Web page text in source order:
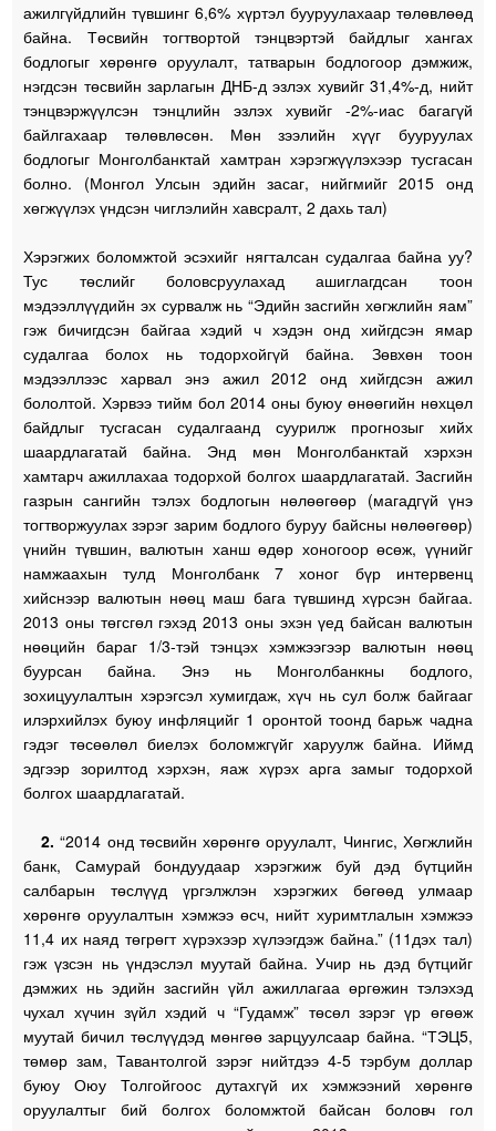
ажилгүйдлийн түвшинг 6,6% хүртэл бууруулахаар төлөвлөөд
байна. Төсвийн тогтвортой тэнцвэртэй байдлыг хангах
бодлогыг хөрөнгө оруулалт, татварын бодлогоор дэмжиж,
нэгдсэн төсвийн зарлагын ДНБ-д эзлэх хувийг 31,4%-д, нийт
тэнцвэржүүлсэн тэнцлийн эзлэх хувийг -2%-иас багагүй
байлгахаар төлөвлөсөн. Мөн зээлийн хүүг бууруулах
бодлогыг Монголбанктай хамтран хэрэгжүүлэхээр тусгасан
болно. (Монгол Улсын эдийн засаг, нийгмийг 2015 онд
хөгжүүлэх үндсэн чиглэлийн хавсралт, 2 дахь тал)
Хэрэгжих боломжтой эсэхийг нягталсан судалгаа байна уу?
Тус төслийг боловсруулахад ашиглагдсан тоон
мэдээллүүдийн эх сурвалж нь “Эдийн засгийн хөгжлийн яам”
гэж бичигдсэн байгаа хэдий ч хэдэн онд хийгдсэн ямар
судалгаа болох нь тодорхойгүй байна. Зөвхөн тоон
мэдээллээс харвал энэ ажил 2012 онд хийгдсэн ажил
бололтой. Хэрвээ тийм бол 2014 оны буюу өнөөгийн нөхцөл
байдлыг тусгасан судалгаанд суурилж прогнозыг хийх
шаардлагатай байна. Энд мөн Монголбанктай хэрхэн
хамтарч ажиллахаа тодорхой болгох шаардлагатай. Засгийн
газрын сангийн тэлэх бодлогын нөлөөгөөр (магадгүй үнэ
тогтворжуулах зэрэг зарим бодлого буруу байсны нөлөөгөөр)
үнийн түвшин, валютын ханш өдөр хоногоор өсөж, үүнийг
намжаахын тулд Монголбанк 7 хоног бүр интервенц
хийснээр валютын нөөц маш бага түвшинд хүрсэн байгаа.
2013 оны төгсгөл гэхэд 2013 оны эхэн үед байсан валютын
нөөцийн бараг 1/3-тэй тэнцэх хэмжээгээр валютын нөөц
буурсан байна. Энэ нь Монголбанкны бодлого,
зохицуулалтын хэрэгсэл хумигдаж, хүч нь сул болж байгааг
илэрхийлэх буюу инфляцийг 1 оронтой тоонд барьж чадна
гэдэг төсөөлөл биелэх боломжгүйг харуулж байна. Иймд
эдгээр зорилтод хэрхэн, яаж хүрэх арга замыг тодорхой
болгох шаардлагатай.
2. “2014 онд төсвийн хөрөнгө оруулалт, Чингис, Хөгжлийн
банк, Самурай бондуудаар хэрэгжиж буй дэд бүтцийн
салбарын төслүүд үргэлжлэн хэрэгжих бөгөөд улмаар
хөрөнгө оруулалтын хэмжээ өсч, нийт хуримтлалын хэмжээ
11,4 их наяд төгрөгт хүрэхээр хүлээгдэж байна.” (11дэх тал)
гэж үзсэн нь үндэслэл муутай байна. Учир нь дэд бүтцийг
дэмжих нь эдийн засгийн үйл ажиллагаа өргөжин тэлэхэд
чухал хүчин зүйл хэдий ч “Гудамж” төсөл зэрэг үр өгөөж
муутай бичил төслүүдэд мөнгөө зарцуулсаар байна. “ТЭЦ5,
төмөр зам, Тавантолгой зэрэг нийтдээ 4-5 тэрбум доллар
буюу Оюу Толгойгоос дутахгүй их хэмжээний хөрөнгө
оруулалтыг бий болгох боломжтой байсан боловч гол